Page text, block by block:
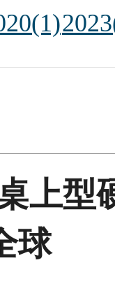
上
球